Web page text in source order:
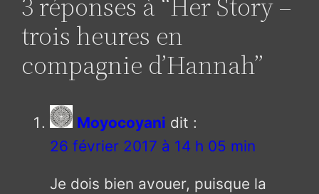
trois heures en
compagnie d’Hannah”
Moyocoyani dit :
26 février 2017 à 14 h 05 min
Je dois bien avouer, puisque la